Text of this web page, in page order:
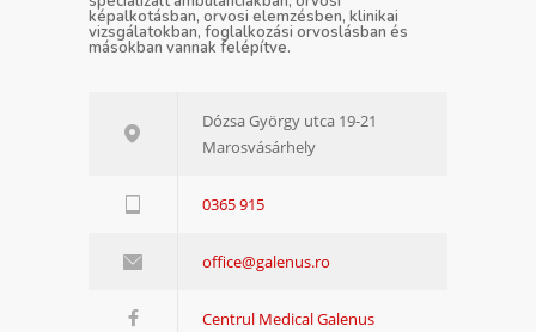
képalkotásban, orvosi elemzésben, klinikai
vizsgálatokban, foglalkozási orvoslásban és
másokban vannak felépítve.
Dózsa György utca 19-21
Marosvásárhely
0365 915
office@galenus.ro
Centrul Medical Galenus